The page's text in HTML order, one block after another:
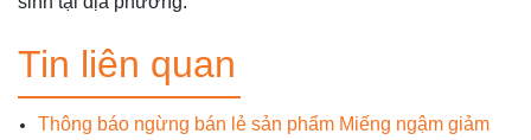
Tin liên quan
Thông báo ngừng bán lẻ sản phẩm Miếng ngậm giảm